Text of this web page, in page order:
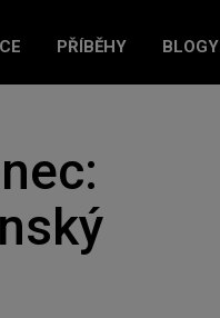
PŘÍBĚHY BLOGY